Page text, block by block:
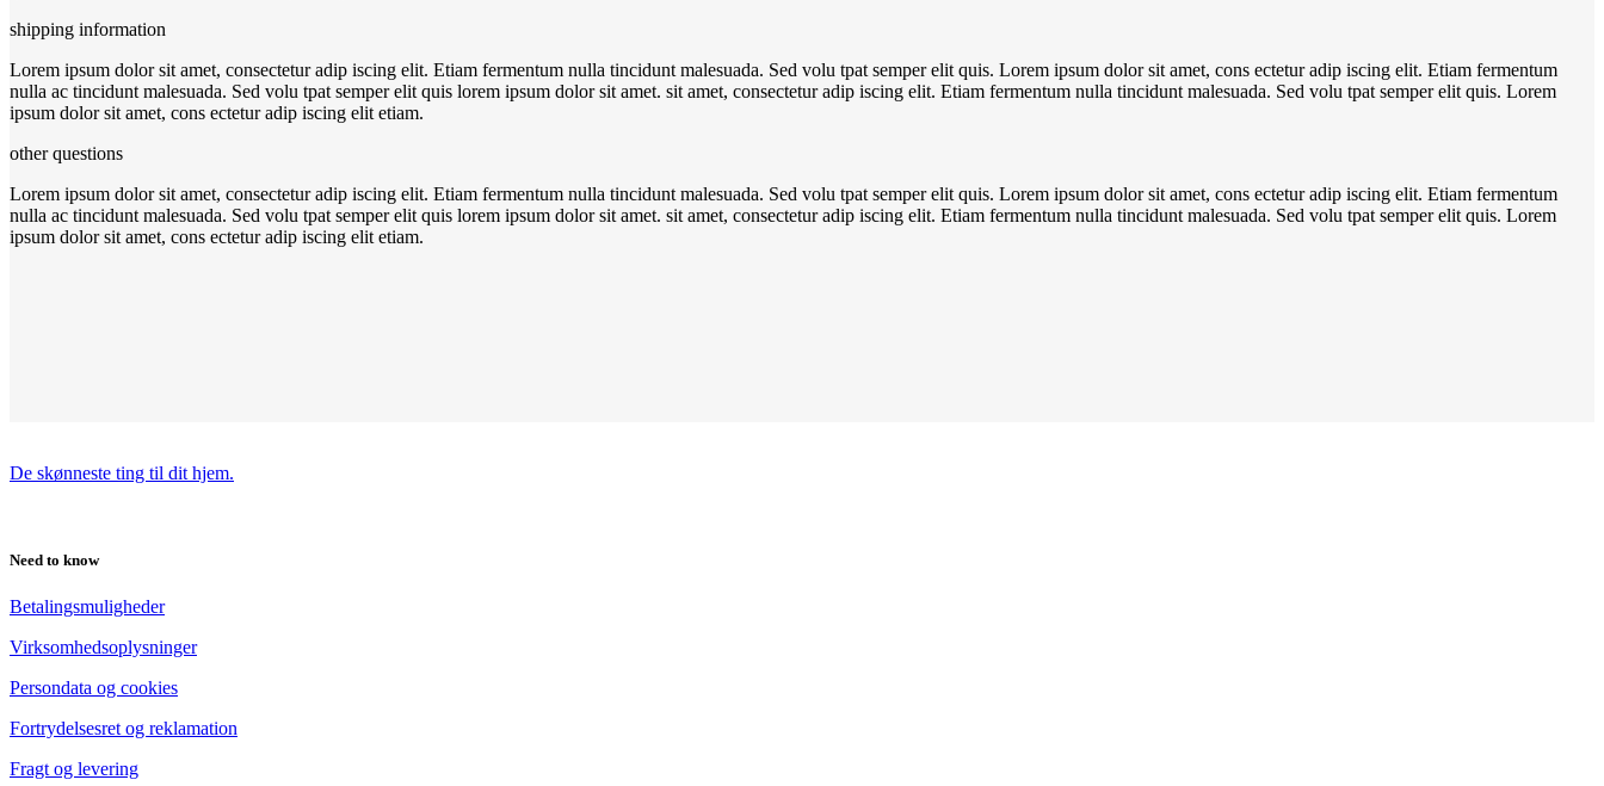
shipping information
Lorem ipsum dolor sit amet, consectetur adip iscing elit. Etiam fermentum nulla tincidunt malesuada. Sed volu tpat semper elit quis. Lorem ipsum dolor sit amet, cons ectetur adip iscing elit. Etiam fermentum
nulla ac tincidunt malesuada. Sed volu tpat semper elit quis lorem ipsum dolor sit amet. sit amet, consectetur adip iscing elit. Etiam fermentum nulla tincidunt malesuada. Sed volu tpat semper elit quis. Lorem
ipsum dolor sit amet, cons ectetur adip iscing elit etiam.
other questions
Lorem ipsum dolor sit amet, consectetur adip iscing elit. Etiam fermentum nulla tincidunt malesuada. Sed volu tpat semper elit quis. Lorem ipsum dolor sit amet, cons ectetur adip iscing elit. Etiam fermentum
nulla ac tincidunt malesuada. Sed volu tpat semper elit quis lorem ipsum dolor sit amet. sit amet, consectetur adip iscing elit. Etiam fermentum nulla tincidunt malesuada. Sed volu tpat semper elit quis. Lorem
ipsum dolor sit amet, cons ectetur adip iscing elit etiam.
De skønneste ting til dit hjem.
Need to know
Betalingsmuligheder
Virksomhedsoplysninger
Persondata og cookies
Fortrydelsesret og reklamation
Fragt og levering